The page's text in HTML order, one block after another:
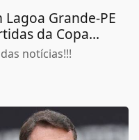
Grande-PE
da Copa...
notícias!!!